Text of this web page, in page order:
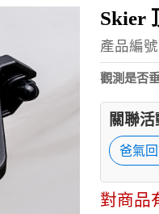
Skier
產品編
觀測是否
關聯
爸氣
對商品